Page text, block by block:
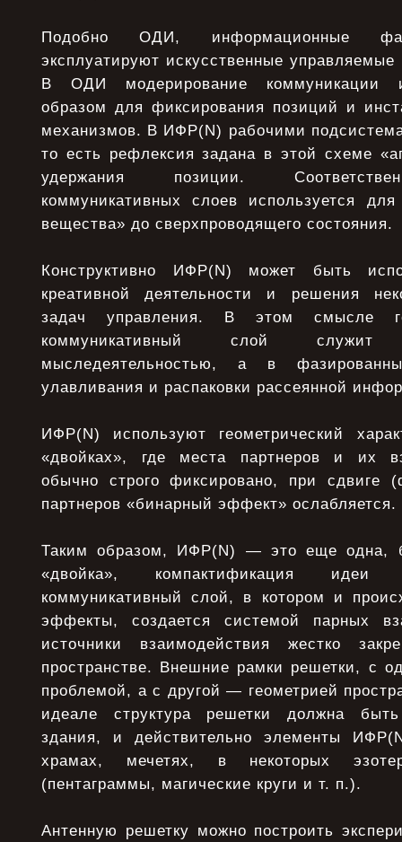
Подобно ОДИ, информационные
эксплуатируют искусственные
В ОДИ модерирование коммуникации
образом для фиксирования позиций и
механизмов. В ИФР(N) рабочими
то есть рефлексия задана в этой схеме
удержания позиции.
коммуникативных слоев используется
вещества» до сверхпроводящего состояния.
Конструктивно ИФР(N) может быть
креативной деятельности и решения
задач управления. В этом смысле
коммуникативный слой
мыследеятельностью, а в
улавливания и распаковки рассеянной
ИФР(N) используют геометрический
«двойках», где места партнеров и их
обычно строго фиксировано, при сдвиге
партнеров «бинарный эффект» ослабляется.
Таким образом, ИФР(N) — это еще одна,
«двойка», компактификация
коммуникативный слой, в котором и
эффекты, создается системой парных
источники взаимодействия жестко
пространстве. Внешние рамки решетки, с
проблемой, а с другой — геометрией
идеале структура решетки должна быть
здания, и действительно элементы
храмах, мечетях, в некоторых
(пентаграммы, магические круги и т. п.).
Антенную решетку можно построить